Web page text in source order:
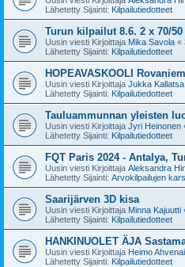
Lähetetty Sijainti: Kilpailutiedotteet
Turun kilpailut 8.6. 2 x 70/50
Uusin viesti Kirjoittaja Mika Savola «
Lähetetty Sijainti: Kilpailutiedotteet
HOPEAVASKOOLI
Uusin viesti Kirjoittaja Jukka Kallatsa
Lähetetty Sijainti: Kilpailutiedotteet
Tauluammunnan yleisten
Uusin viesti Kirjoittaja Jyri Heinonen
Lähetetty Sijainti: Kilpailutiedotteet
FQT Paris 2024 - Antalya,
Uusin viesti Kirjoittaja Aleksandra
Lähetetty Sijainti: Arvokilpailujen
Saarijärven 3D kisa
Uusin viesti Kirjoittaja Minna Kajuutti
Lähetetty Sijainti: Kilpailutiedotteet
HANKINUOLET ÄJA
Uusin viesti Kirjoittaja Heimo
Lähetetty Sijainti: Kilpailutiedotteet